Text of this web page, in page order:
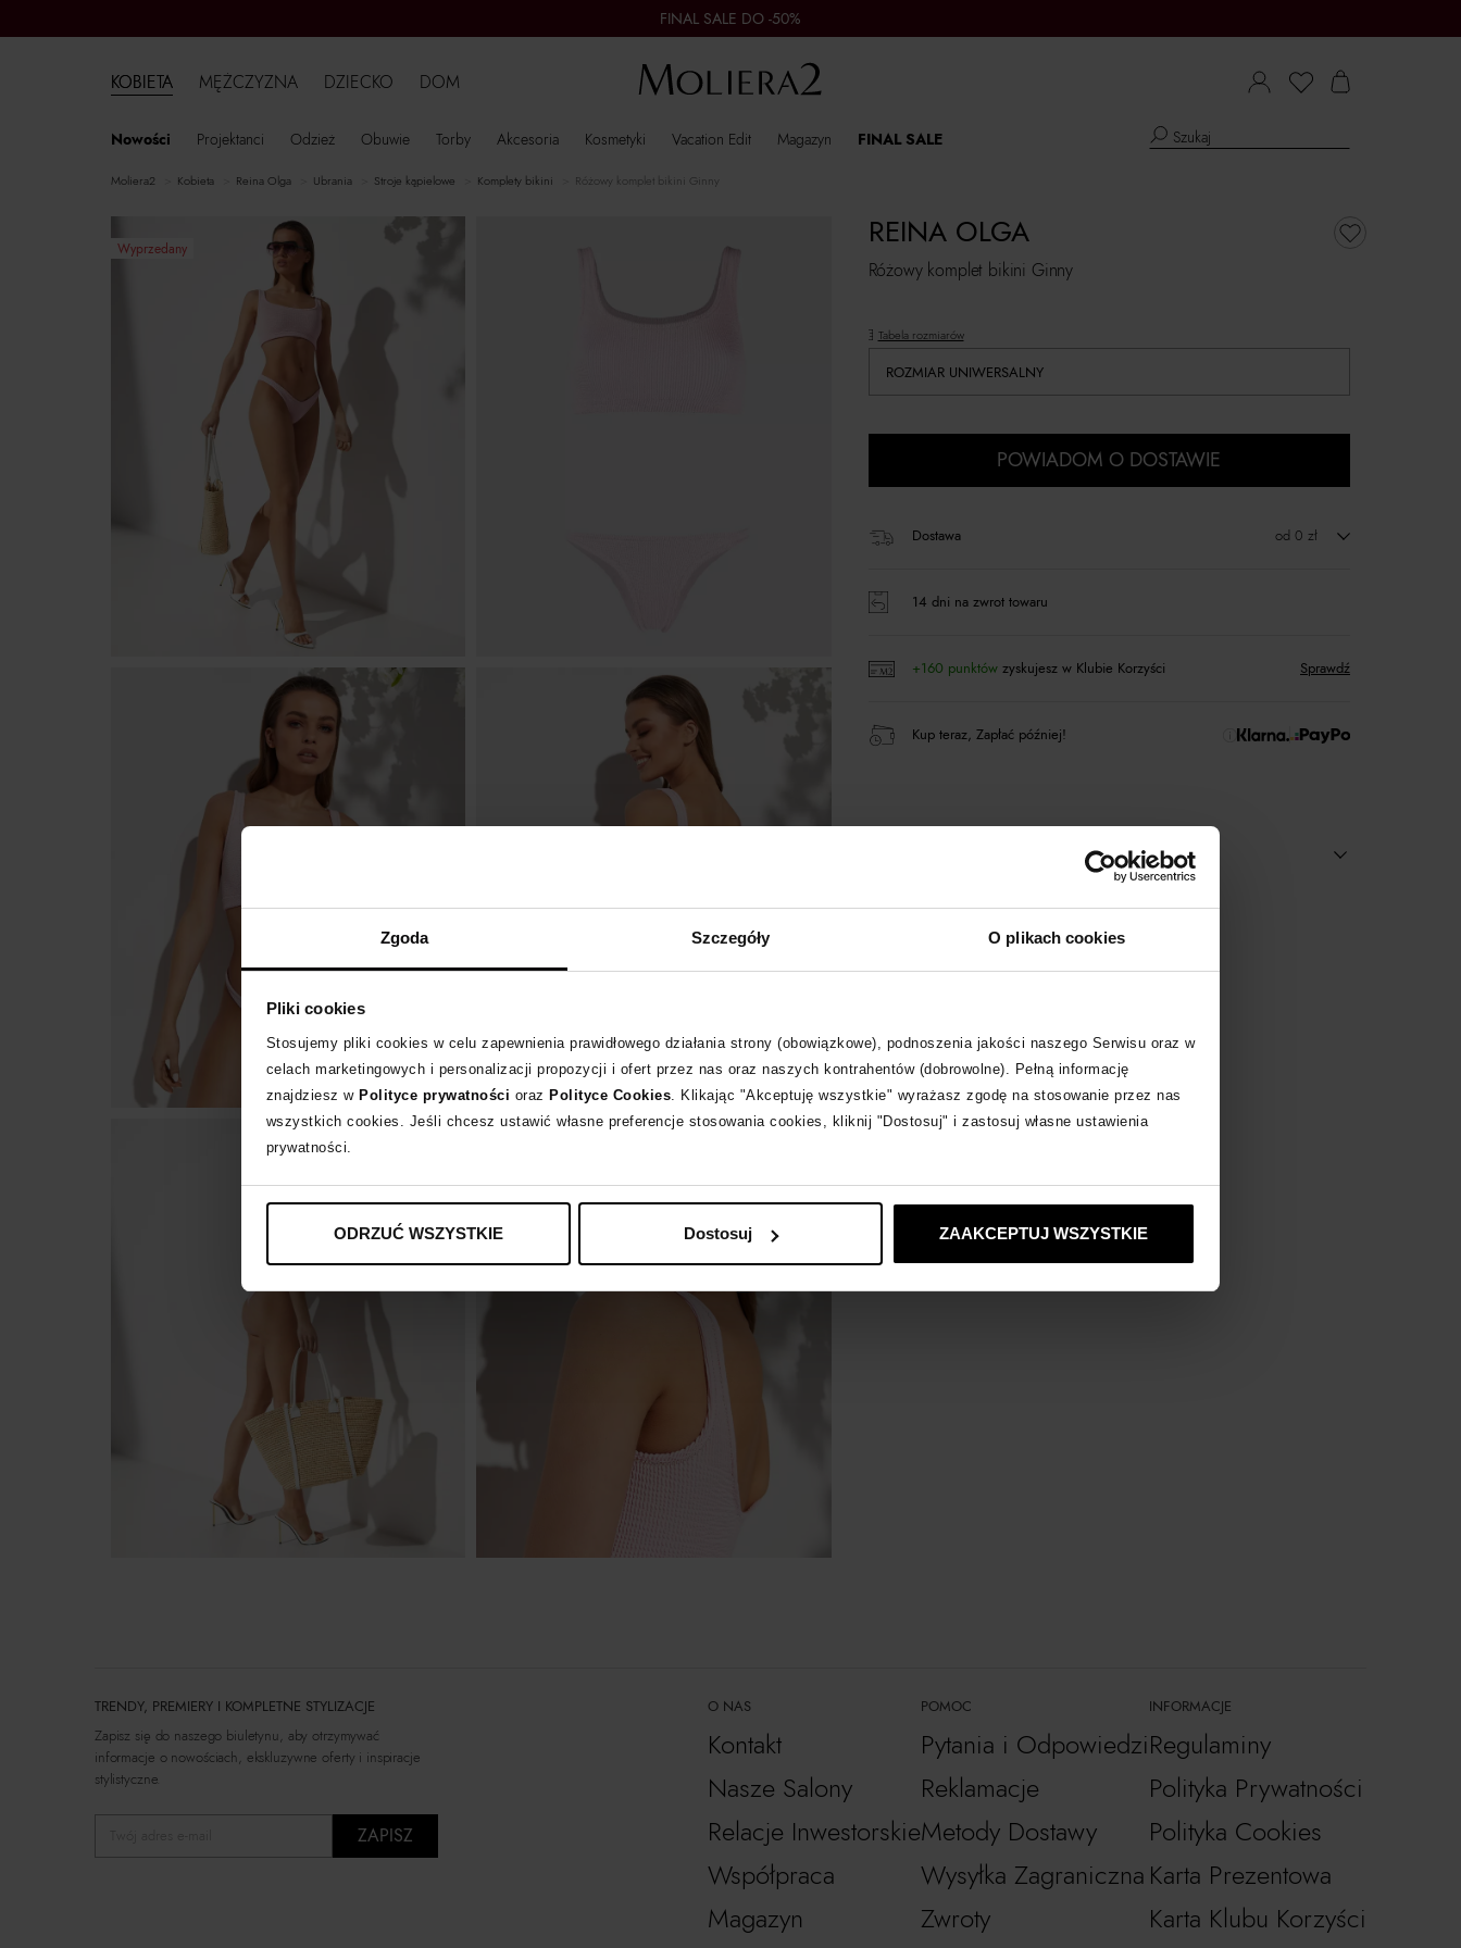
Zgoda Szczegóły O plikach cookies
Pliki cookies
Stosujemy pliki cookies w celu zapewnienia prawidłowego działania strony (obowiązkowe), podnoszenia jakości naszego Serwisu oraz w
celach marketingowych i personalizacji propozycji i ofert przez nas oraz naszych kontrahentów (dobrowolne). Pełną informację
znajdziesz w Polityce prywatności oraz Polityce Cookies . Klikając "Akceptuję wszystkie" wyrażasz zgodę na stosowanie przez nas
wszystkich cookies. Jeśli chcesz ustawić własne preferencje stosowania cookies, kliknij "Dostosuj" i zastosuj własne ustawienia
prywatności.
ODRZUĆ WSZYSTKIE Dostosuj ZAAKCEPTUJ WSZYSTKIE
FINAL SALE DO -50%
KOBIETA
Nowości Projektanci Odzież Obuwie Torby Akcesoria Kosmetyki Vacation Edit Magazyn FINAL SALE
MĘŻCZYZNA DZIECKO DOM
moliera2 kobieta Reina Olga ubrania stroje kąpielowe komplety bikini Różowy komplet bikini Ginny
Wyprzedany
Różowy komplet bikini Ginny
REINA OLGA
Tabela rozmiarów
ROZMIAR UNIWERSALNY
POWIADOM O DOSTAWIE
Dostawa od 0 zł
14 dni na zwrot towaru
+160 punktówzyskujesz w Klubie Korzyści Sprawdź
Kup teraz, Zapłać później!
zobacz inne produkty
TRENDY, PREMIERY I KOMPLETNE STYLIZACJE
Zapisz się do naszego biuletynu, aby otrzymywać
informacje o nowościach, ekskluzywne oferty i inspiracje
stylistyczne.
ZAPISZ
O NAS
Kontakt
Nasze Salony
Relacje Inwestorskie
Współpraca
Magazyn
POMOC
Pytania i Odpowiedzi
Reklamacje
Metody Dostawy
Wysyłka Zagraniczna
Zwroty
INFORMACJE
Regulaminy
Polityka Prywatności
Polityka Cookies
Karta Prezentowa
Karta Klubu Korzyści